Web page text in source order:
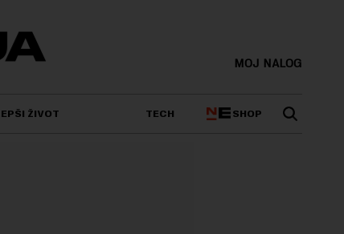
MOJ NALOG
ŽIVOT TECH SHOP